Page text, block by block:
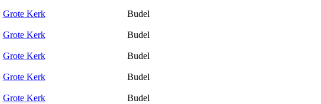
Grote Kerk Budel
Grote Kerk Budel
Grote Kerk Budel
Grote Kerk Budel
Grote Kerk Budel